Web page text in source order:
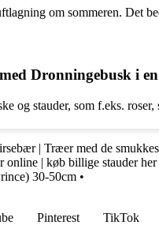
om sommeren. Det
Dronningebusk i
og stauder, som f.eks.
| Træer med de
online | køb billige stauder her
30-50cm •
Pinterest TikTok